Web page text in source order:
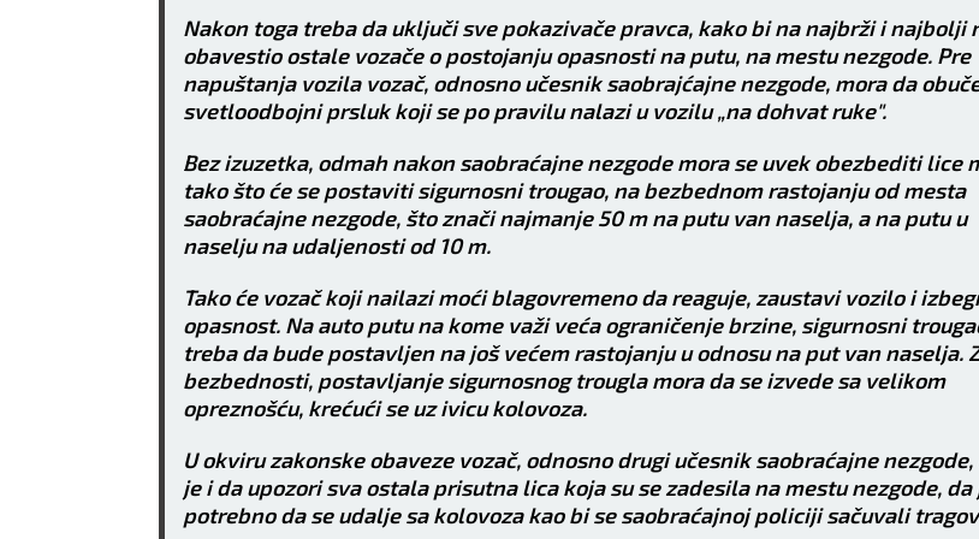
Nakon toga treba da uključi sve pokazivače pravca, kako bi na najbrži i najbolji
obavestio ostale vozače o postojanju opasnosti na putu, na mestu nezgode. Pre
napuštanja vozila vozač, odnosno učesnik saobrajćajne nezgode, mora da
svetloodbojni prsluk koji se po pravilu nalazi u vozilu „na dohvat ruke".
Bez izuzetka, odmah nakon saobraćajne nezgode mora se uvek obezbediti lice
tako što će se postaviti sigurnosni trougao, na bezbednom rastojanju od mesta
saobraćajne nezgode, što znači najmanje 50 m na putu van naselja, a na putu u
naselju na udaljenosti od 10 m.
Tako će vozač koji nailazi moći blagovremeno da reaguje, zaustavi vozilo i
opasnost. Na auto putu na kome važi veća ograničenje brzine, sigurnosni
treba da bude postavljen na još većem rastojanju u odnosu na put van naselja.
bezbednosti, postavljanje sigurnosnog trougla mora da se izvede sa velikom
opreznošću, krećući se uz ivicu kolovoza.
U okviru zakonske obaveze vozač, odnosno drugi učesnik saobraćajne nezgode,
je i da upozori sva ostala prisutna lica koja su se zadesila na mestu nezgode, da
potrebno da se udalje sa kolovoza kao bi se saobraćajnoj policiji sačuvali